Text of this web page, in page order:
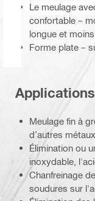
Le meulage
confortable –
longue et
Forme plate –
Applications
Meulage fin à
d’autres métaux
Élimination ou
inoxydable,
Chanfreinage
soudures sur